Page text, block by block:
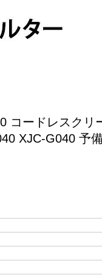
ードレスクリ
XJC-G040